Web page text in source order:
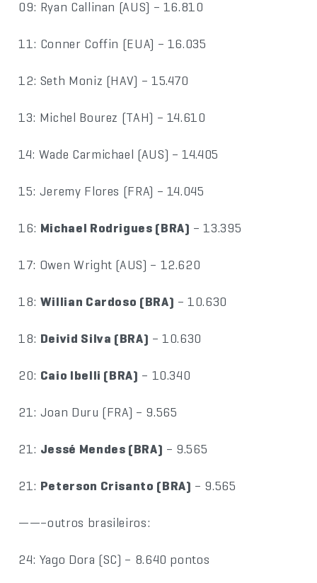
09: Ryan Callinan (AUS) – 16.810
11: Conner Coffin (EUA) – 16.035
12: Seth Moniz (HAV) – 15.470
13: Michel Bourez (TAH) – 14.610
14: Wade Carmichael (AUS) – 14.405
15: Jeremy Flores (FRA) – 14.045
16: Michael Rodrigues (BRA) – 13.395
17: Owen Wright (AUS) – 12.620
18: Willian Cardoso (BRA) – 10.630
18: Deivid Silva (BRA) – 10.630
20: Caio Ibelli (BRA) – 10.340
21: Joan Duru (FRA) – 9.565
21: Jessé Mendes (BRA) – 9.565
21: Peterson Crisanto (BRA) – 9.565
——–outros brasileiros:
24: Yago Dora (SC) – 8.640 pontos